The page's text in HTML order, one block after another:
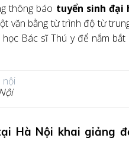
thông báo tuyển sinh đại
văn bằng từ trình độ từ
Bác sĩ Thú y để nắm bắt
Hà Nội khai giảng